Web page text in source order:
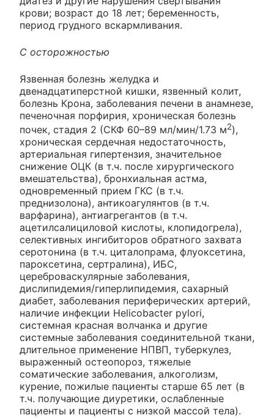
крови; возраст до 18 лет; беременность,
период грудного вскармливания.
С осторожностью
Язвенная болезнь желудка и
двенадцатиперстной кишки, язвенный колит,
болезнь Крона, заболевания печени в анамнезе,
печеночная порфирия, хроническая болезнь
почек, стадия 2 (СКФ 60–89 мл/мин/1.73 м2),
хроническая сердечная недостаточность,
артериальная гипертензия, значительное
снижение ОЦК (в т.ч. после хирургического
вмешательства), бронхиальная астма,
одновременный прием ГКС (в т.ч.
преднизолона), антикоагулянтов (в т.ч.
варфарина), антиагрегантов (в т.ч.
ацетилсалициловой кислоты, клопидогрела),
селективных ингибиторов обратного захвата
серотонина (в т.ч. циталопрама, флуоксетина,
пароксетина, сертралина), ИБС,
цереброваскулярные заболевания,
дислипидемия/гиперлипидемия, сахарный
диабет, заболевания периферических артерий,
наличие инфекции Helicobacter pylori,
системная красная волчанка и другие
системные заболевания соединительной ткани,
длительное применение НПВП, туберкулез,
выраженный остеопороз, тяжелые
соматические заболевания, алкоголизм,
курение, пожилые пациенты старше 65 лет (в
т.ч. получающие диуретики, ослабленные
пациенты и пациенты с низкой массой тела).